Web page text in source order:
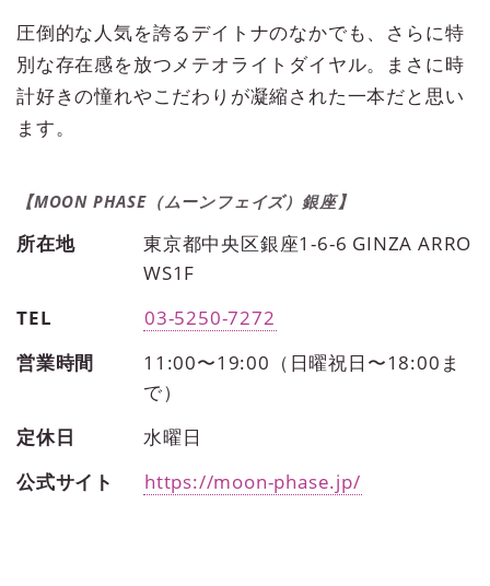
圧倒的な人気を誇るデイトナのなかでも、さらに特
別な存在感を放つメテオライトダイヤル。まさに時
計好きの憧れやこだわりが凝縮された一本だと思い
ます。
所在地
東京都中央区銀座1-6-6 GINZA ARRO
WS1F
TEL
03-5250-7272
営業時間
11:00〜19:00（日曜祝日〜18:00ま
で）
定休日
水曜日
公式サイト
https://moon-phase.jp/
【MOON PHASE（ムーンフェイズ）銀座】